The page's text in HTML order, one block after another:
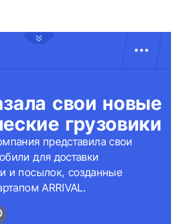
свои новые
грузовики
представила свои
для доставки
и посылок, созданные
ARRIVAL.